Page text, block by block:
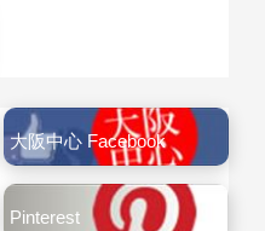
大阪中心 Facebook
Pinterest